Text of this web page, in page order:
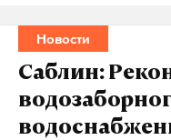
Новости
Саблин: